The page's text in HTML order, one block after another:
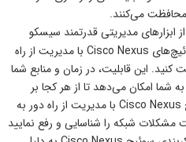
محافظت می‌کنند.
از ابزارهای مدیریتی قدرتمند سیسکو
مانند DCNM، می‌توانید به راحتی سوئیچ‌های Cisco Nexus با مدیریت از راه
این قابلیت، در زمان و منابع شما
شما امکان می‌دهد تا از هر کجا بر
شبکه خود کنترل داشته باشید. سوئیچ Cisco Nexus با مدیریت از راه دور به
شبکه را شناسایی و رفع نمایید